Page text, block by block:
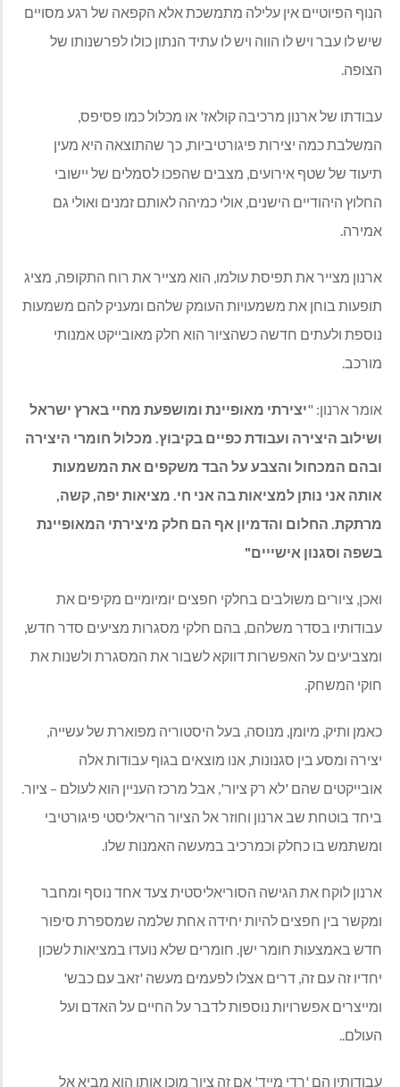
הנוף הפיוטיים אין עלילה מתמשכת אלא הקפאה של רגע מסויים
שיש לו עבר ויש לו הווה ויש לו עתיד הנתון כולו לפרשנותו של
הצופה.
עבודתו של ארנון מרכיבה קולאז' או מכלול כמו פסיפס,
המשלבת כמה יצירות פיגורטיביות, כך שהתוצאה היא מעין
תיעוד של שטף אירועים, מצבים שהפכו לסמלים של יישובי
החלוץ היהודיים הישנים, אולי כמיהה לאותם זמנים ואולי גם
אמירה.
ארנון מצייר את תפיסת עולמו, הוא מצייר את רוח התקופה, מציג
תופעות בוחן את משמעויות העומק שלהם ומעניק להם משמעות
נוספת ולעתים חדשה כשהציור הוא חלק מאובייקט אמנותי
מורכב.
אומר ארנון: "יצירתי מאופיינת ומושפעת מחיי בארץ ישראל
ושילוב היצירה ועבודת כפיים בקיבוץ. מכלול חומרי היצירה
ובהם המכחול והצבע על הבד משקפים את המשמעות
אותה אני נותן למציאות בה אני חי. מציאות יפה, קשה,
מרתקת. החלום והדמיון אף הם חלק מיצירתי המאופיינת
בשפה וסגנון אישייים"
ואכן, ציורים משולבים בחלקי חפצים יומיומיים מקיפים את
עבודותיו בסדר משלהם, בהם חלקי מסגרות מציעים סדר חדש,
ומצביעים על האפשרות דווקא לשבור את המסגרת ולשנות את
חוקי המשחק.
כאמן ותיק, מיומן, מנוסה, בעל היסטוריה מפוארת של עשייה,
יצירה ומסע בין סגנונות, אנו מוצאים בגוף עבודות אלה
אובייקטים שהם 'לא רק ציור', אבל מרכז העניין הוא לעולם – ציור.
ביחד בוטחת שב ארנון וחוזר אל הציור הריאליסטי פיגורטיבי
ומשתמש בו כחלק וכמרכיב במעשה האמנות שלו.
ארנון לוקח את הגישה הסוריאליסטית צעד אחד נוסף ומחבר
ומקשר בין חפצים להיות יחידה אחת שלמה שמספרת סיפור
חדש באמצעות חומר ישן. חומרים שלא נועדו במציאות לשכון
יחדיו זה עם זה, דרים אצלו לפעמים מעשה 'זאב עם כבש'
ומייצרים אפשרויות נוספות לדבר על החיים על האדם ועל
העולם..
עבודותיו הם 'רדי מייד' אם זה ציור מוכן אותו הוא מביא אל